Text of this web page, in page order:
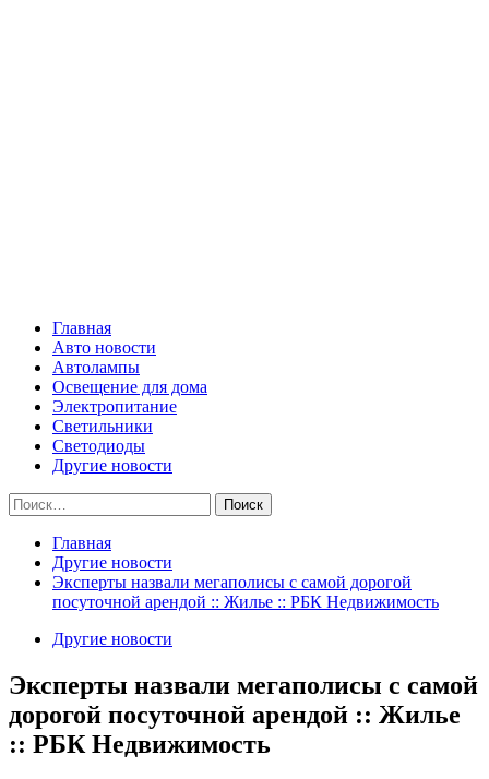
Главная
Авто новости
Автолампы
Освещение для дома
Электропитание
Светильники
Светодиоды
Другие новости
Найти:
Главная
Другие новости
Эксперты назвали мегаполисы с самой дорогой
посуточной арендой :: Жилье :: РБК Недвижимость
Другие новости
Эксперты назвали мегаполисы с самой
дорогой посуточной арендой :: Жилье
:: РБК Недвижимость